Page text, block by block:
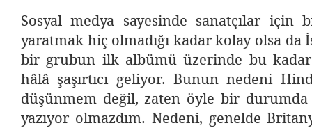
Sosyal medya sayesinde sanatçılar için
yaratmak hiç olmadığı kadar kolay olsa da
bir grubun ilk albümü üzerinde bu kadar
hâlâ şaşırtıcı geliyor. Bunun nedeni
düşünmem değil, zaten öyle bir durumda
yazıyor olmazdım. Nedeni, genelde